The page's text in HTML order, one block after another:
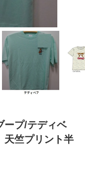
ープ/テディベ
竺プリント半